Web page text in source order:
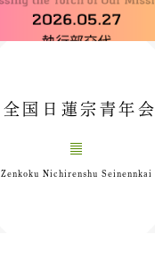
全国日蓮宗青年会
Zenkoku Nichirenshu Seinennkai